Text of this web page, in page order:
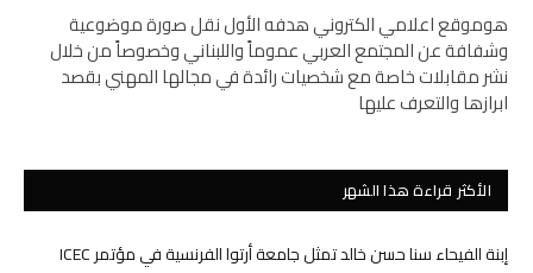
هوموقع اعلامي الكتروني هدفه الأول نقل صورة موضوعية
وشفافة عن المجتمع العربي عموماً واللبناني وخصوصاً من خلال
نشر مقابلات خاصة مع شخصيات رائدة في مجالها المهني بقصد
ابرازها والتعرف عليها
الأكثر قراءة هذا الشهر
إبنة الفيحاء سنا حسن خالد تمثل جامعة أرتوا الفرنسية في مؤتمر ICEC